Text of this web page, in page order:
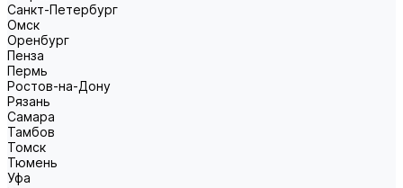
Санкт-Петербург
Омск
Оренбург
Пенза
Пермь
Ростов-на-Дону
Рязань
Самара
Тамбов
Томск
Тюмень
Уфа